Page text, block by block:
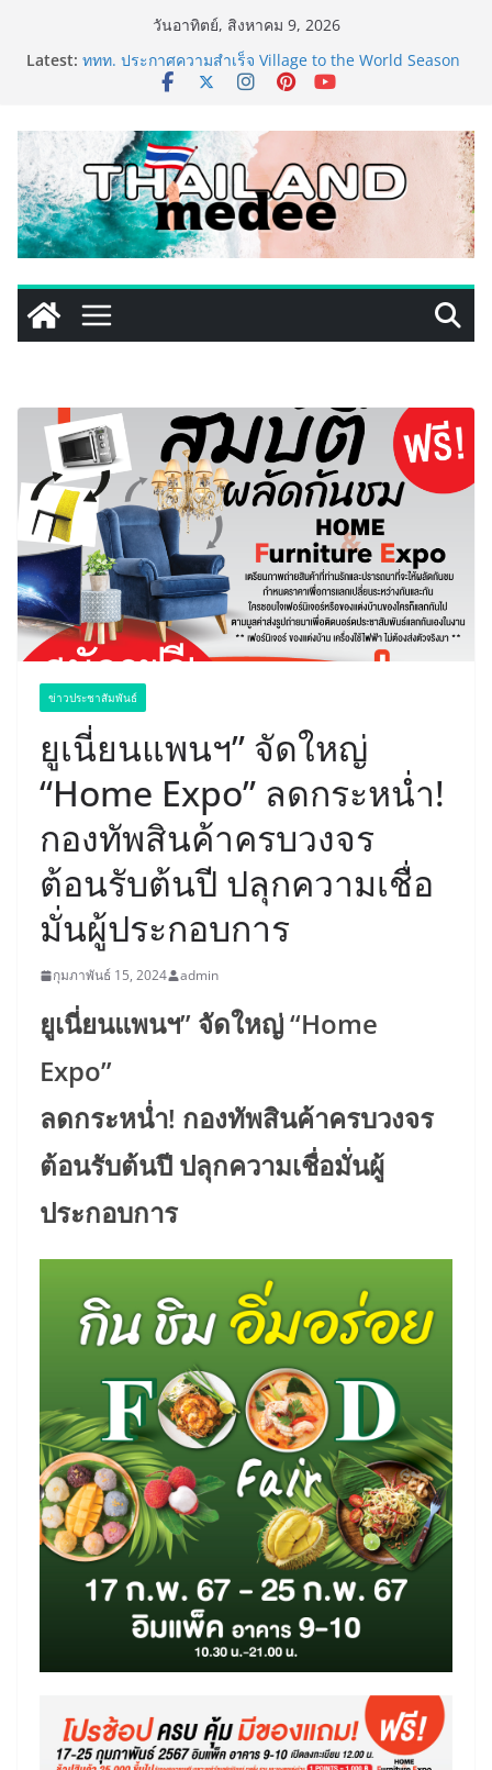
วันอาทิตย์, สิงหาคม 9, 2026
Latest: ไทย สู่ใจกลางมหานคร” ชวนชิม ช้อป สินค้าเกษตร
คุณภาพจากทั่วไทย วันนี้ – 8 สิงหาคมนี้ ณ ลานคนเมือง
5 ผนึก 9 พันธมิตร ขับเคลื่อน ESG Tourism สืบสานพระ
ราชปณิธาน สร้างคุณค่าการท่องเที่ยวไทยอย่างยั่งยืน
เหิงลี่ แมนูแฟคเจอริ่ง เทคโนโลยี (ไทยแลนด์) เปิดโรงงาน
แห่งใหม่ในชลบุรี เดินหน้าขยายฐานการผลิตสู่เอเชียตะวัน
ออกเฉียงใต้ เสริมแกร่งยุทธศาสตร์ระดับโลก
LORDNINE จัดศึกคนดังสายเกม ไทย ปะทะ ฟิลิปปินส์ ใน
“Rise of the Tenth Lord” เปิดสงครามกิลด์ข้ามประเทศ
ฉลองเซิร์ฟเวอร์ใหม่ เฮเลนา
PIPPER STANDARD® เปิดตัวแชมพูอาบน้ำ และ โฟมอาบ
แห้งสัตว์เลี้ยง ชูนวัตกรรมพลังธรรมชาติ “Zero-Residue”
ข่าวประชาสัมพันธ์
ยูเนี่ยนแพนฯ” จัดใหญ่
“Home Expo” ลดกระหน่ำ!
กองทัพสินค้าครบวงจร
ต้อนรับต้นปี ปลุกความเชื่อ
มั่นผู้ประกอบการ
กุมภาพันธ์ 15, 2024 admin
ยูเนี่ยนแพนฯ” จัดใหญ่ “Home
Expo”
ลดกระหน่ำ! กองทัพสินค้าครบวงจร
ต้อนรับต้นปี ปลุกความเชื่อมั่นผู้
ประกอบการ